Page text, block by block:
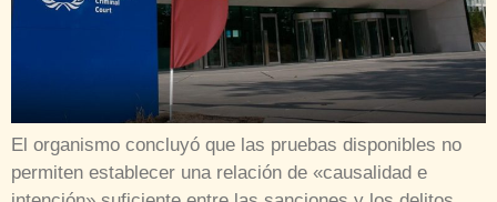
El organismo concluyó que las pruebas disponibles no
permiten establecer una relación de «causalidad e